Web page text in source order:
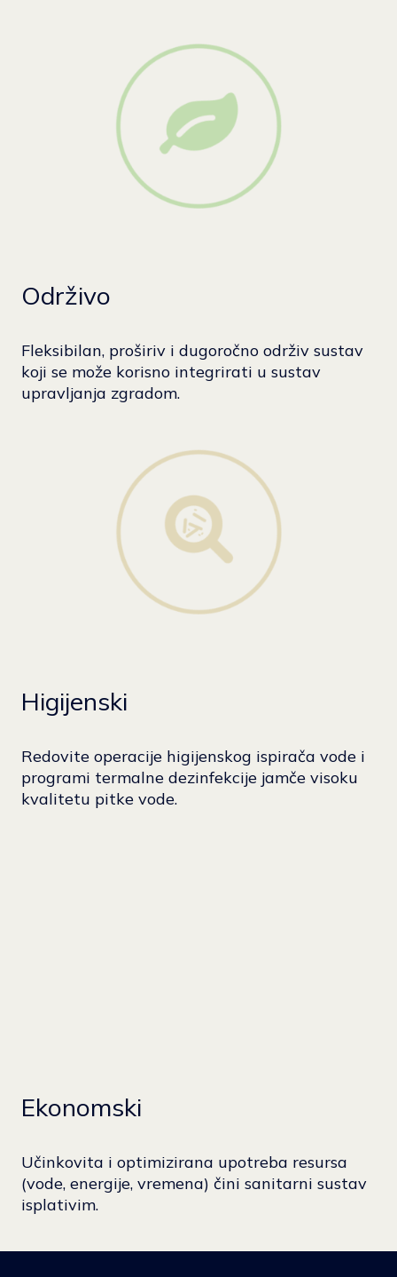
Održivo
Fleksibilan, proširiv i dugoročno održiv sustav
koji se može korisno integrirati u sustav
upravljanja zgradom.
Higijenski
Redovite operacije higijenskog ispirača vode i
programi termalne dezinfekcije jamče visoku
kvalitetu pitke vode.
Ekonomski
Učinkovita i optimizirana upotreba resursa
(vode, energije, vremena) čini sanitarni sustav
isplativim.